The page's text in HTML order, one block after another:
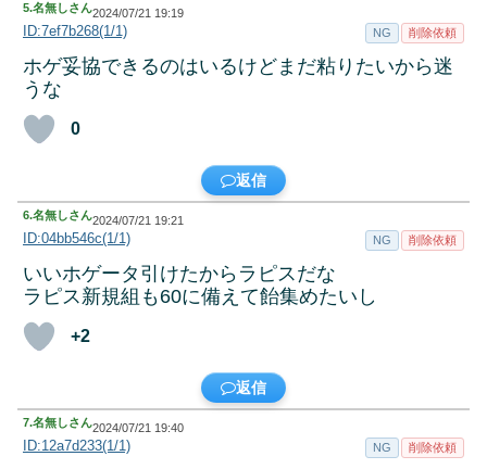
5.名無しさん2024/07/21 19:19
ID:7ef7b268(1/1) NG 削除依頼
ホゲ妥協できるのはいるけどまだ粘りたいから迷
うな
0
返信
6.名無しさん2024/07/21 19:21
ID:04bb546c(1/1) NG 削除依頼
いいホゲータ引けたからラピスだな
ラピス新規組も60に備えて飴集めたいし
+2
返信
7.名無しさん2024/07/21 19:40
ID:12a7d233(1/1) NG 削除依頼